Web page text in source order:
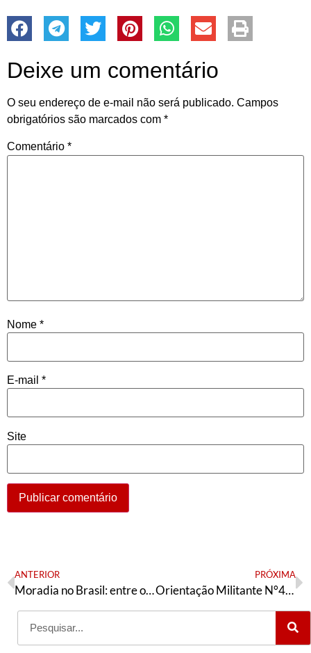
Deixe um comentário
O seu endereço de e-mail não será publicado. Campos
obrigatórios são marcados com *
Comentário *
Nome *
E-mail *
Site
ANTERIOR
Moradia no Brasil: entre o aluguel e o difícil sonho da casa própria
PRÓXIMA
Orientação Militante N°408 (25 de janeiro de 2024)